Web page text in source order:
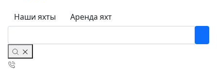
Наши яхты Аренда яхт